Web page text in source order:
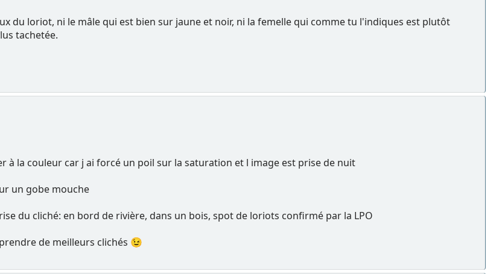
du loriot, ni le mâle qui est bien sur jaune et noir, ni la femelle qui comme tu l'indiques est plutôt
tachetée.
à la couleur car j ai forcé un poil sur la saturation et l image est prise de nuit
un gobe mouche
du cliché: en bord de rivière, dans un bois, spot de loriots confirmé par la LPO
de meilleurs clichés 😉